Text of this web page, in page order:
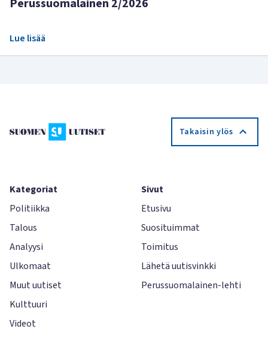
Perussuomalainen 2/2026
Lue lisää
Takaisin ylös
Kategoriat
Politiikka
Talous
Analyysi
Ulkomaat
Muut uutiset
Kulttuuri
Videot
Sivut
Etusivu
Suosituimmat
Toimitus
Lähetä uutisvinkki
Perussuomalainen-lehti